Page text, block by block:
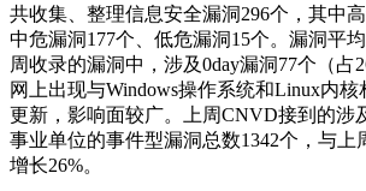
共收集、整理信息安全漏洞296个，其中高
中危漏洞177个、低危漏洞15个。漏洞平
周收录的漏洞中，涉及0day漏洞77个（占
网上出现与Windows操作系统和Linux内
更新，影响面较广。上周CNVD接到的涉
事业单位的事件型漏洞总数1342个，与上
增长26%。